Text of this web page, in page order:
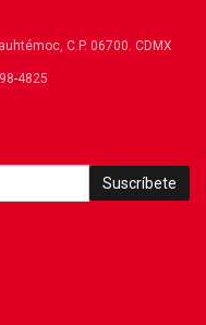
C.P. 06700. CDMX
4825
Suscríbete